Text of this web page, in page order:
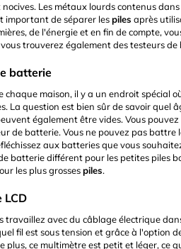
Les métaux lourds contenus
important de séparer lespiles après
de l'énergie et en fin de compte,
trouverez également des testeurs
batterie
chaque maison, il y a un endroit spécial
La question est bien sûr de savoir quel
également être vides. Vous
de batterie. Vous ne pouvez pas
aux batteries que vous
batterie différent pour les petites piles
les plus grossespiles.
LCD
travaillez avec du câblage électrique
fil est sous tension et grâce à l'option
plus, ce multimètre est petit et léger, ce